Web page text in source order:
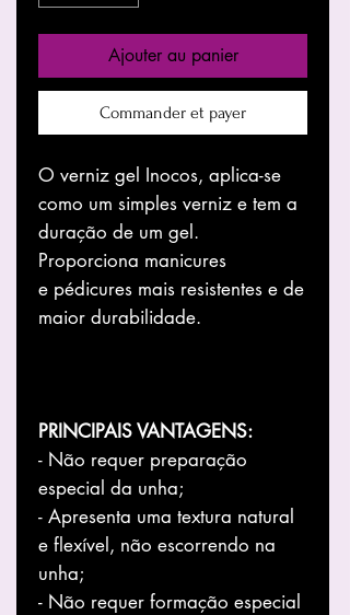
Ajouter au panier
Commander et payer
O verniz gel Inocos, aplica-se
como um simples verniz e tem a
duração de um gel.
Proporciona manicures
e pédicures mais resistentes e de
maior durabilidade.
PRINCIPAIS VANTAGENS:
- Não requer preparação
especial da unha;
- Apresenta uma textura natural
e flexível, não escorrendo na
unha;
- Não requer formação especial